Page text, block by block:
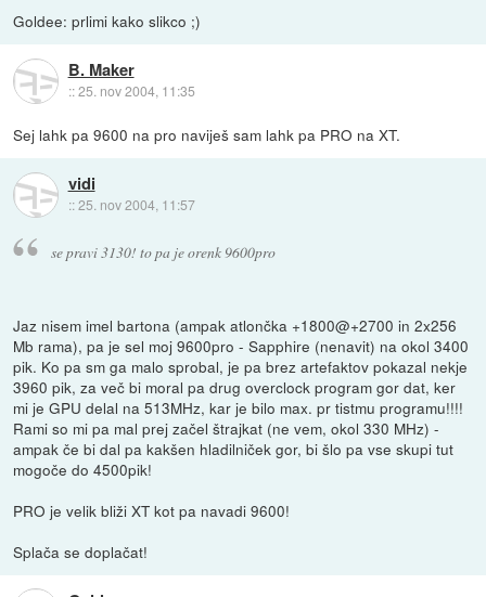
Goldee: prlimi kako slikco ;)
B. Maker
::25. nov 2004, 11:35
Sej lahk pa 9600 na pro naviješ sam lahk pa PRO na XT.
vidi
::25. nov 2004, 11:57
se pravi 3130! to pa je orenk 9600pro
Jaz nisem imel bartona (ampak atlončka +1800@+2700 in 2x256
Mb rama), pa je sel moj 9600pro - Sapphire (nenavit) na okol 3400
pik. Ko pa sm ga malo sprobal, je pa brez artefaktov pokazal nekje
3960 pik, za več bi moral pa drug overclock program gor dat, ker
mi je GPU delal na 513MHz, kar je bilo max. pr tistmu programu!!!!
Rami so mi pa mal prej začel štrajkat (ne vem, okol 330 MHz) -
ampak če bi dal pa kakšen hladilniček gor, bi šlo pa vse skupi tut
mogoče do 4500pik!
PRO je velik bliži XT kot pa navadi 9600!
Splača se doplačat!